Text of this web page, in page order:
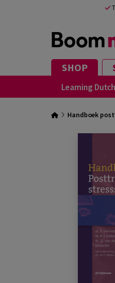
SHOP
Learning Dutch
Handboek